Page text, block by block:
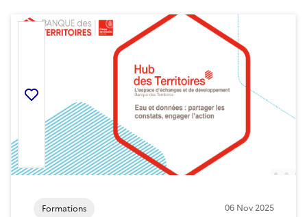
Formations 06 Nov2025
Ajouter la ressource aux favoris